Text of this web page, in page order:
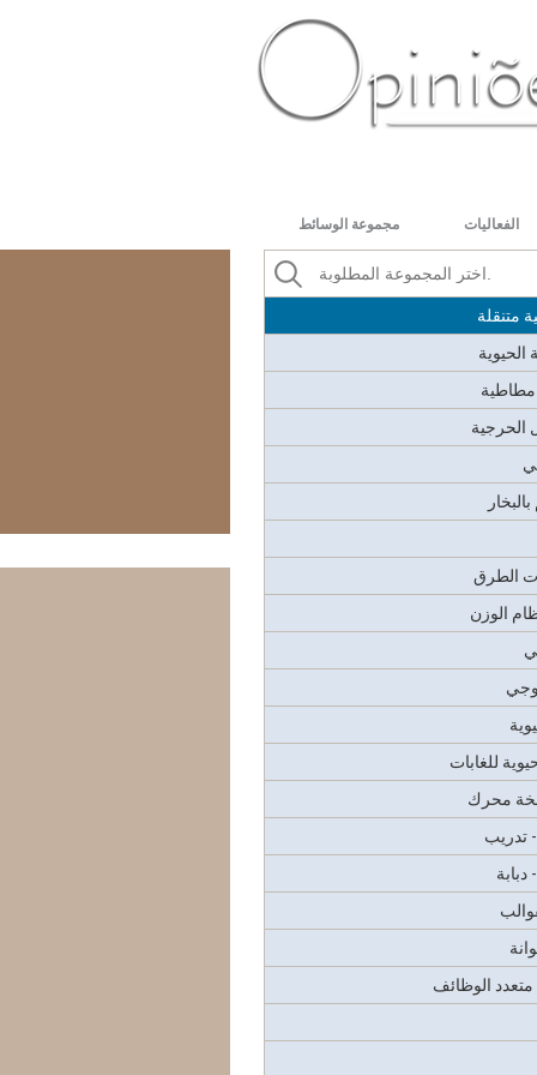
مجموعة الوسائط الفعاليات
والمياه
- المراقبة
متنقلة
الحيوية
مطاطية
الحرجية
الطرق
الوزن
للغابات
محرك
تدريب
الوظائف